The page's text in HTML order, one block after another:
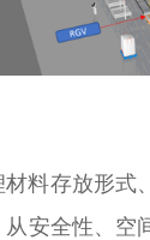
存放形式
安全性、空